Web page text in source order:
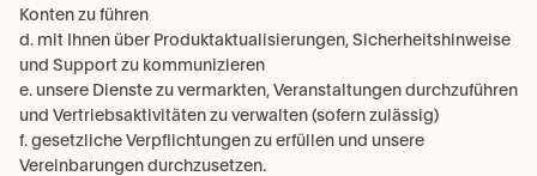
Konten zu führen
d. mit Ihnen über Produktaktualisierungen, Sicherheitshinweise
und Support zu kommunizieren
e. unsere Dienste zu vermarkten, Veranstaltungen durchzuführen
und Vertriebsaktivitäten zu verwalten (sofern zulässig)
f. gesetzliche Verpflichtungen zu erfüllen und unsere
Vereinbarungen durchzusetzen.